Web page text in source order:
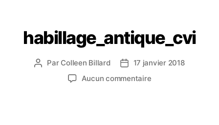
habillage_antique_cvi
Par Colleen Billard
17 janvier 2018
Aucun commentaire